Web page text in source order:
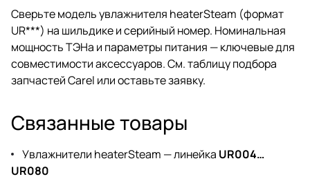
Сверьте модель увлажнителя heaterSteam (формат
UR***) на шильдике и серийный номер. Номинальная
мощность ТЭНа и параметры питания — ключевые для
совместимости аксессуаров. См.таблицу подбора
запчастей Carel илиоставьте заявку.
Связанные товары
Увлажнители heaterSteam — линейка UR004…
UR080